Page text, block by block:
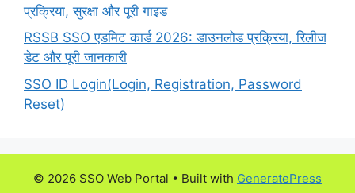
प्रक्रिया, सुरक्षा और पूरी गाइड
RSSB SSO एडमिट कार्ड 2026: डाउनलोड प्रक्रिया, रिलीज
डेट और पूरी जानकारी
SSO ID Login(Login, Registration, Password
Reset)
© 2026 SSO Web Portal • Built with GeneratePress